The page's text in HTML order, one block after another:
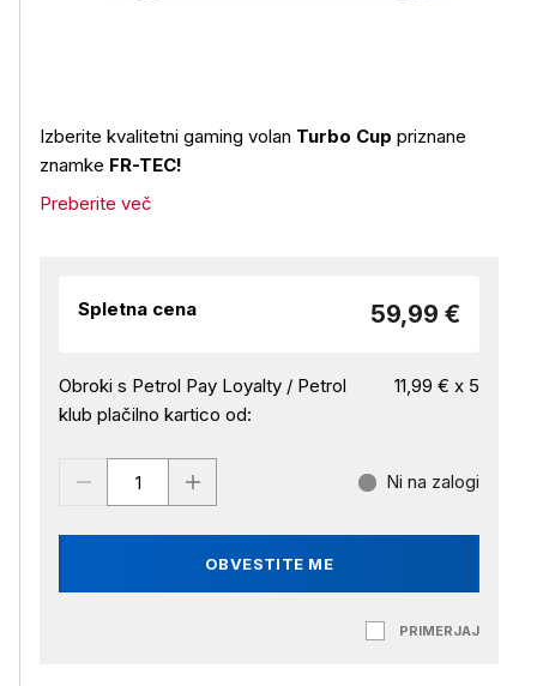
Izberite kvalitetni gaming volan Turbo Cup priznane
znamke FR-TEC!
Preberite več
Spletna cena 59,99 €
Obroki s Petrol Pay Loyalty / Petrol
klub plačilno kartico od:
11,99 € x 5
OBVESTITE ME
Ni na zalogi
PRIMERJAJ